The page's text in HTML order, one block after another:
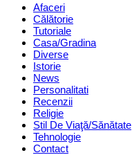
Menu Afaceri
Călătorie
Tutoriale
Casa/Gradina
Diverse
Istorie
News
Personalitati
Recenzii
Religie
Stil De Viaţă/Sănătate
Tehnologie
Contact